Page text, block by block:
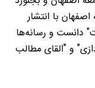
اصفهان با انتشار
دانست و رسانه‌ها
و "القای مطالب